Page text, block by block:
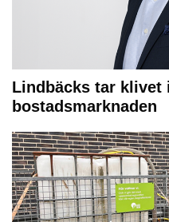
Lindbäcks tar klivet
bostadsmarknaden